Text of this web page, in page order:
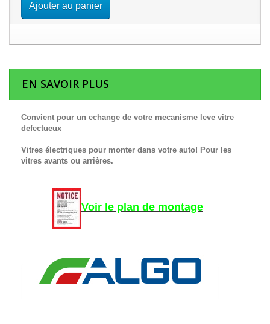
Ajouter au panier
EN SAVOIR PLUS
Convient pour un echange de votre mecanisme leve vitre
defectueux
Vitres électriques pour monter dans votre auto! Pour les
vitres avants ou arrières.
Voir le plan de montage